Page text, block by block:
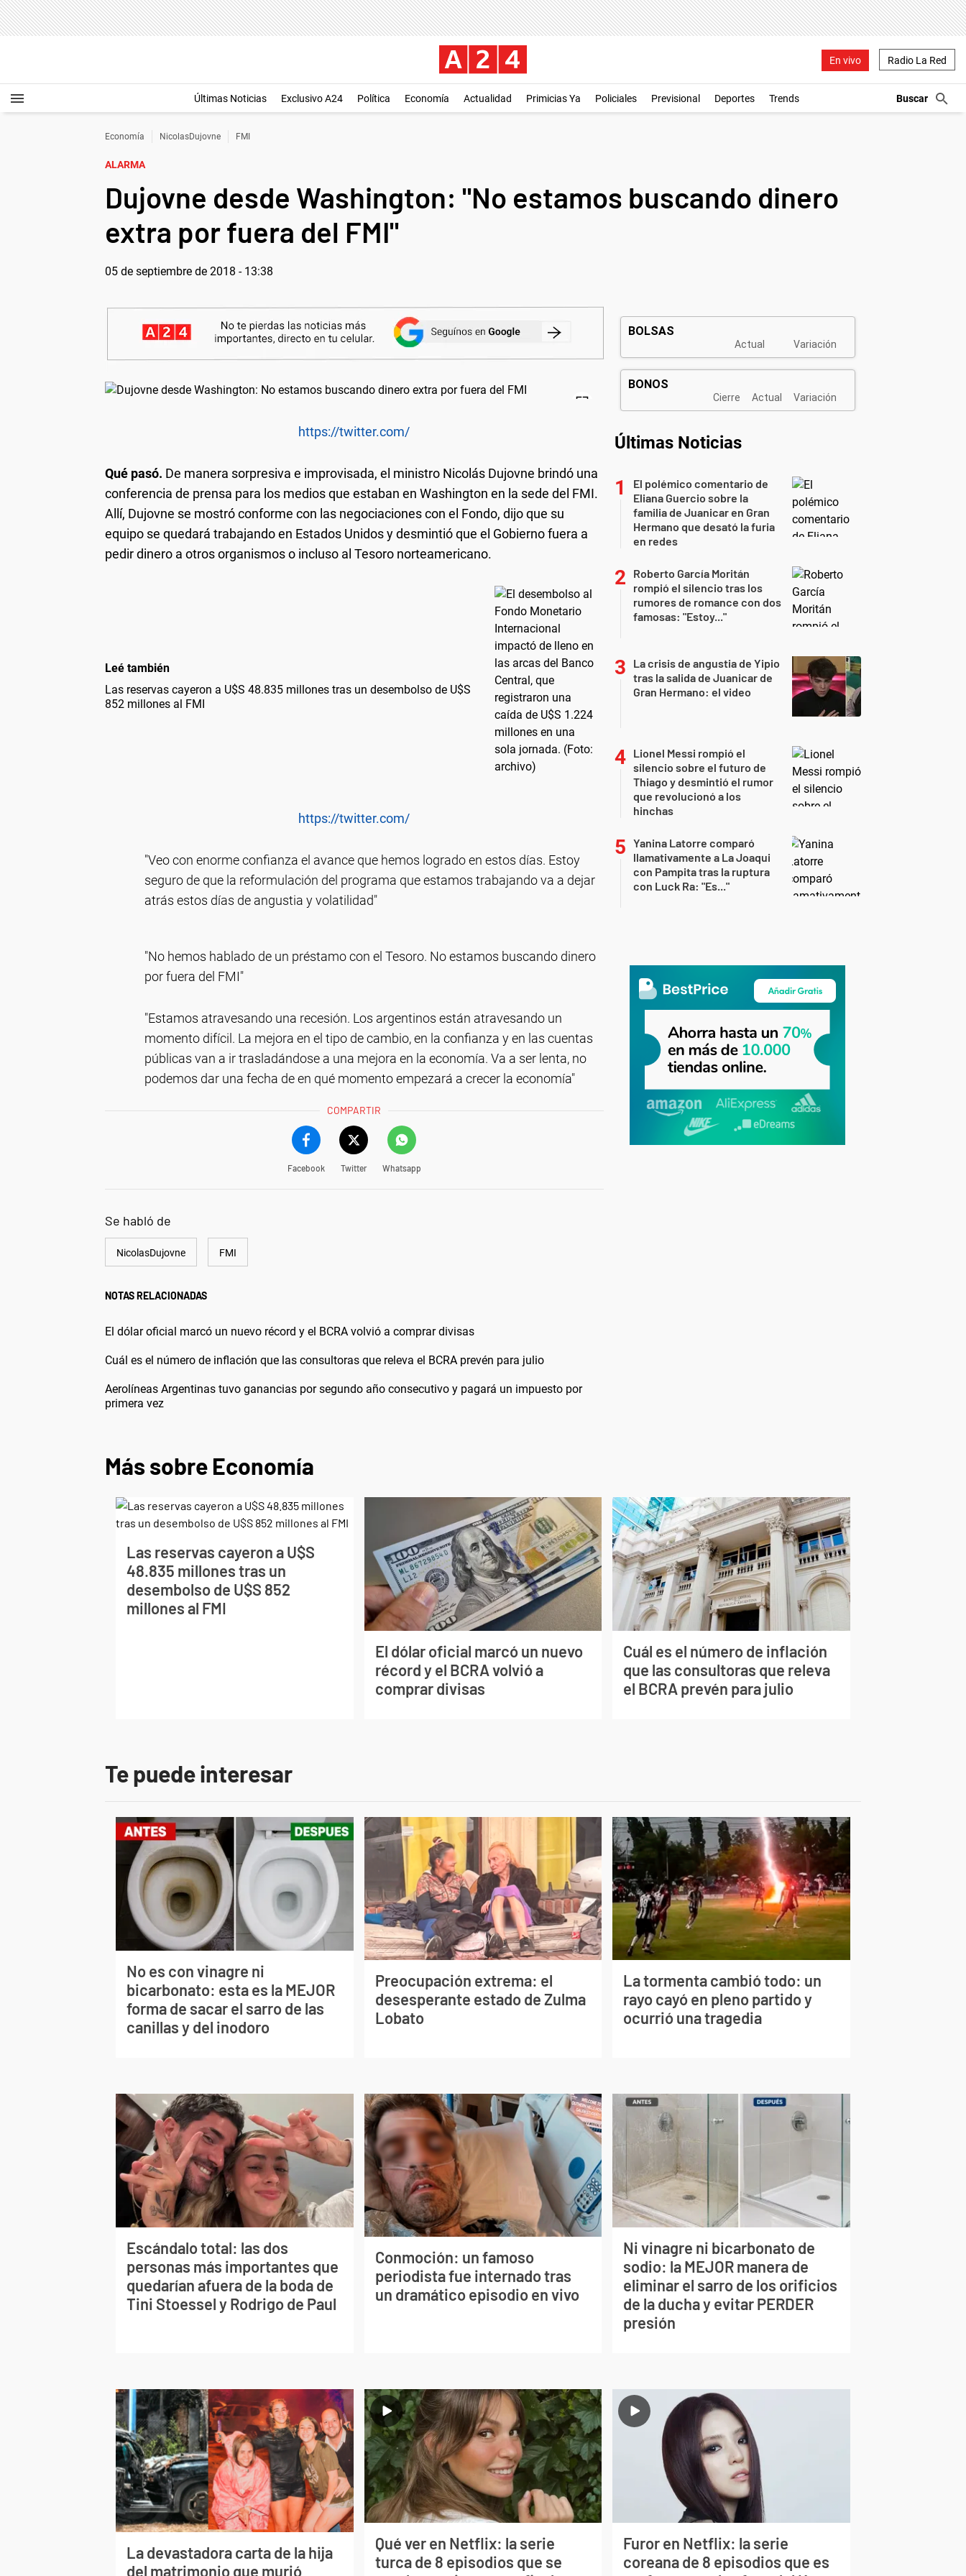
En vivo Radio La Red
Últimas Noticias Exclusivo A24 Política Economía Actualidad Primicias Ya Policiales Previsional Deportes Trends
Economía NicolasDujovne FMI
ALARMA
Dujovne desde Washington: "No estamos buscando dinero
extra por fuera del FMI"
05 de septiembre de 2018 - 13:38
https://twitter.com/
Qué pasó. De manera sorpresiva e improvisada, el ministro Nicolás Dujovne brindó una
conferencia de prensa para los medios que estaban en Washington en la sede del FMI.
Allí, Dujovne se mostró conforme con las negociaciones con el Fondo, dijo que su
equipo se quedará trabajando en Estados Unidos y desmintió que el Gobierno fuera a
pedir dinero a otros organismos o incluso al Tesoro norteamericano.
Leé también
Las reservas cayeron a U$S 48.835 millones tras un desembolso de U$S
852 millones al FMI
https://twitter.com/
"Veo con enorme confianza el avance que hemos logrado en estos días. Estoy
seguro de que la reformulación del programa que estamos trabajando va a dejar
atrás estos días de angustia y volatilidad"
"No hemos hablado de un préstamo con el Tesoro. No estamos buscando dinero
por fuera del FMI"
"Estamos atravesando una recesión. Los argentinos están atravesando un
momento difícil. La mejora en el tipo de cambio, en la confianza y en las cuentas
públicas van a ir trasladándose a una mejora en la economía. Va a ser lenta, no
podemos dar una fecha de en qué momento empezará a crecer la economía"
COMPARTIR
Facebook Twitter Whatsapp
Se habló de
NicolasDujovne FMI
NOTAS RELACIONADAS
El dólar oficial marcó un nuevo récord y el BCRA volvió a comprar divisas
Cuál es el número de inflación que las consultoras que releva el BCRA prevén para julio
Aerolíneas Argentinas tuvo ganancias por segundo año consecutivo y pagará un impuesto por
primera vez
Últimas Noticias
El polémico comentario de
Eliana Guercio sobre la
familia de Juanicar en Gran
Hermano que desató la furia
en redes
Roberto García Moritán
rompió el silencio tras los
rumores de romance con dos
famosas: "Estoy..."
La crisis de angustia de Yipio
tras la salida de Juanicar de
Gran Hermano: el video
Lionel Messi rompió el
silencio sobre el futuro de
Thiago y desmintió el rumor
que revolucionó a los
hinchas
Yanina Latorre comparó
llamativamente a La Joaqui
con Pampita tras la ruptura
con Luck Ra: "Es..."
Más sobre Economía
Las reservas cayeron a U$S
48.835 millones tras un
desembolso de U$S 852
millones al FMI
El dólar oficial marcó un nuevo
récord y el BCRA volvió a
comprar divisas
Cuál es el número de inflación
que las consultoras que releva
el BCRA prevén para julio
Te puede interesar
No es con vinagre ni
bicarbonato: esta es la MEJOR
forma de sacar el sarro de las
canillas y del inodoro
Preocupación extrema: el
desesperante estado de Zulma
Lobato
La tormenta cambió todo: un
rayo cayó en pleno partido y
ocurrió una tragedia
Escándalo total: las dos
personas más importantes que
quedarían afuera de la boda de
Tini Stoessel y Rodrigo de Paul
Conmoción: un famoso
periodista fue internado tras
un dramático episodio en vivo
Ni vinagre ni bicarbonato de
sodio: la MEJOR manera de
eliminar el sarro de los orificios
de la ducha y evitar PERDER
presión
La devastadora carta de la hija
del matrimonio que murió
Qué ver en Netflix: la serie
turca de 8 episodios que se
Furor en Netflix: la serie
coreana de 8 episodios que es